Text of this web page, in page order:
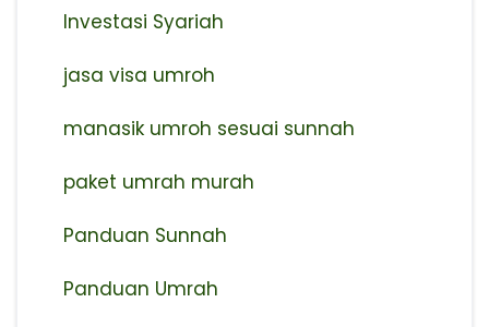
Investasi Syariah
jasa visa umroh
manasik umroh sesuai sunnah
paket umrah murah
Panduan Sunnah
Panduan Umrah